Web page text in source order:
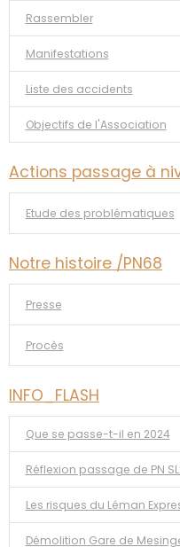
Rassembler
Manifestations
Liste des accidents
Objectifs de l'Association
Actions passage à
Etude des problématiques
Notre histoire /PN68
Presse
Procès
INFO_FLASH
Que se passe-t-il en 2024
Réflexion passage de PN
Les risques du Léman
Démolition Gare de